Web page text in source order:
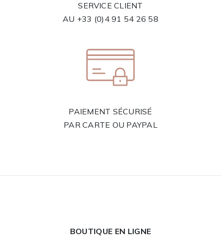
SERVICE CLIENT
AU +33 (0)4 91 54 26 58
PAIEMENT SÉCURISÉ
PAR CARTE OU PAYPAL
BOUTIQUE EN LIGNE